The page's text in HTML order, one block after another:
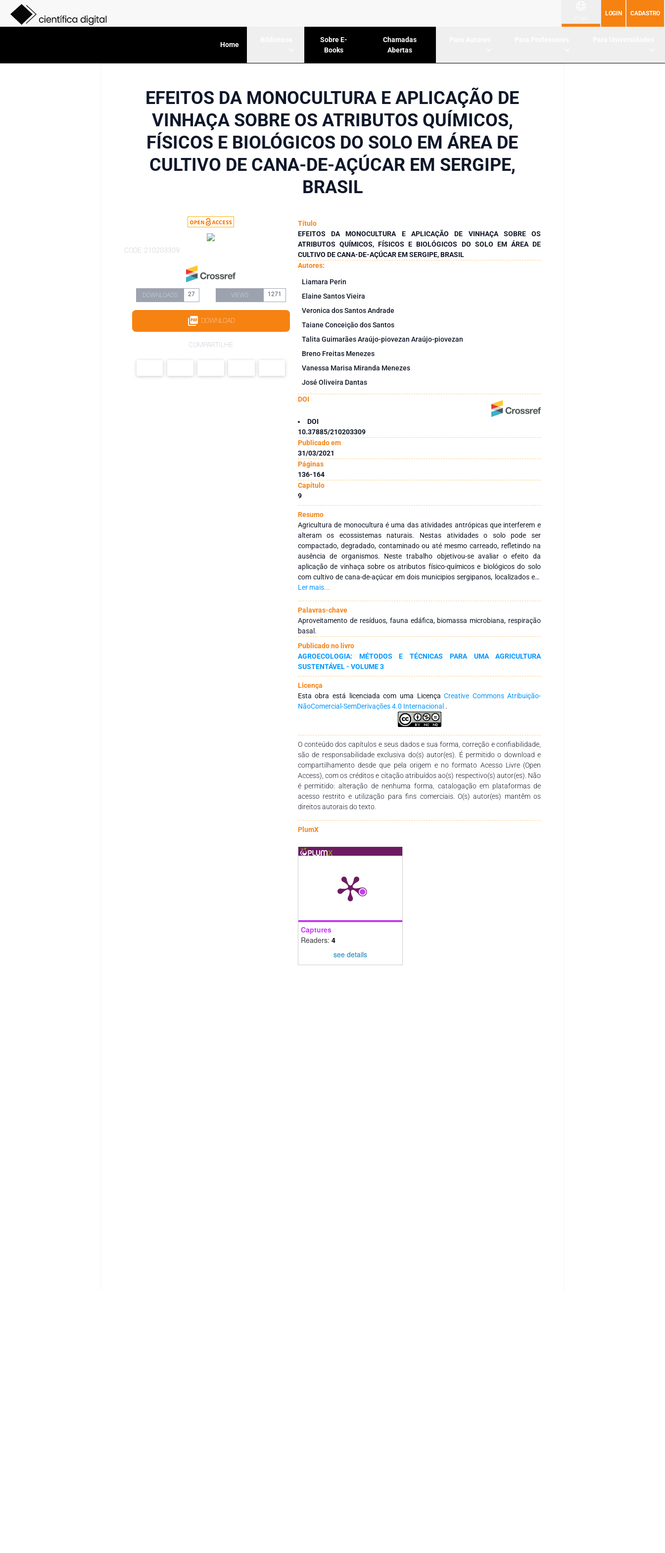
LOGIN CADASTRO
Home
Sobre E-
Books
Chamadas
Abertas
EFEITOS DA MONOCULTURA E APLICAÇÃO DE
VINHAÇA SOBRE OS ATRIBUTOS QUÍMICOS,
FÍSICOS E BIOLÓGICOS DO SOLO EM ÁREA DE
CULTIVO DE CANA-DE-AÇÚCAR EM SERGIPE,
BRASIL
CODE: 210203309
DOWNLOADS 27 VIEWS 1271
DOWNLOAD
COMPARTILHE
Título
EFEITOS DA MONOCULTURA E APLICAÇÃO DE VINHAÇA SOBRE OS
ATRIBUTOS QUÍMICOS, FÍSICOS E BIOLÓGICOS DO SOLO EM ÁREA DE
CULTIVO DE CANA-DE-AÇÚCAR EM SERGIPE, BRASIL
Autores:
Liamara Perin
Elaine Santos Vieira
Veronica dos Santos Andrade
Taiane Conceição dos Santos
Talita Guimarães Araújo-piovezan Araújo-piovezan
Breno Freitas Menezes
Vanessa Marisa Miranda Menezes
José Oliveira Dantas
DOI
DOI
10.37885/210203309
Publicado em
31/03/2021
Páginas
136-164
Capítulo
9
Resumo
Agricultura de monocultura é uma das atividades antrópicas que interferem e
alteram os ecossistemas naturais. Nestas atividades o solo pode ser
compactado, degradado, contaminado ou até mesmo carreado, refletindo na
ausência de organismos. Neste trabalho objetivou-se avaliar o efeito da
aplicação de vinhaça sobre os atributos físico-químicos e biológicos do solo
com cultivo de cana-de-açúcar em dois municipios sergipanos, localizados em
diferentes biomas. Em cada usina foram comparadas áreas de cultivo de cana-
como referência. Para análise física do solo, foram retiradas amostras
indeformadas e para análises químicas de fertilidade e microbiológicas,
amostras deformadas de 0-20 cm e 0-10 cm, respectivamente. Para a coleta de
fauna, 10 armadilhas do tipo pitfalls foram instaladas em cada área das usinas
e permaneceram no campo por 7 dias. A aplicação de vinhaça promoveu
melhoria na maioria das variáveis químicas nos solos estudados, porém houve
redução do teor de Mg+, em relação à área sem aplicação de vinhaça. A
biomassa e a atividade microbiana foram influenciadas pelos diferentes
sistemas de manejo do solo. Os volumes aplicados de 40 e 90 mm anuais de
vinhaça ao solo por 9 e 20 anos nas áreas estudadas, não não promoveram
melhoria nos atributos microbiológicos . Com relação a fauna, houve
predominância de formigas e baixa diversidade nas áreas das duas usinas e
aplicação de vinhaça. As ações antrópicas não permitem que os fragmentos de
vegetação cumpram seu papel ecológico na manutenção das espécies locais.
Maiores volumes de vinhaça poderiam ser aplicados para melhoria destes
solos, desde que acompanhados de estudos para monitorar as alterações
provocadas.
Ler mais...
Palavras-chave
Aproveitamento de resíduos, fauna edáfica, biomassa microbiana, respiração
basal.
Publicado no livro
AGROECOLOGIA: MÉTODOS E TÉCNICAS PARA UMA AGRICULTURA
SUSTENTÁVEL - VOLUME 3
Licença
Esta obra está licenciada com uma LicençaCreative Commons Atribuição-
NãoComercial-SemDerivações 4.0 Internacional .
O conteúdo dos capítulos e seus dados e sua forma, correção e confiabilidade,
são de responsabilidade exclusiva do(s) autor(es). É permitido o download e
compartilhamento desde que pela origem e no formato Acesso Livre (Open
Access), com os créditos e citação atribuídos ao(s) respectivo(s) autor(es). Não
é permitido: alteração de nenhuma forma, catalogação em plataformas de
acesso restrito e utilização para fins comerciais. O(s) autor(es) mantêm os
direitos autorais do texto.
PlumX
Captures
Readers: 4
see details